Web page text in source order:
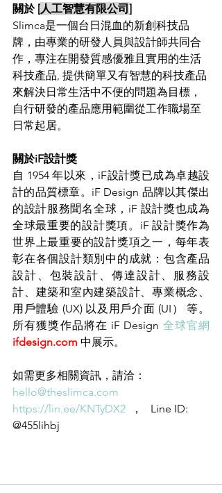
關於 [人工智慧有限公司 ]
Slimca是一個台日混血的新創科技品
牌，由專業的研發人員與設計師共同合
作，專注在開發質感優雅且實用的生活
科技產品, 提供簡單又有智慧的科技產品
來解決日常生活中不便的問題為目標，
自行研發的產品應用範圍從工作職場至
日常起居。
關於iF設計獎
自 1954 年以來，iF設計獎已成為卓越設
計的品質標章。iF Design 品牌以其傑出
的設計服務聞名全球，iF 設計獎也成為
全球最重要的設計獎項。iF 設計獎作為
世界上最重要的設計獎項之一，每年表
彰在各個設計類別中的成就：包含產品
設計、包裝設計、傳達設計、服務設
計、建築和室內建築設計、專業概念、
用戶體驗 (UX) 以及用戶介面 (UI） 等。
所有獲獎作品將在 iF Design 全球官網
ifdesign.com 中展示。
如需更多相關資訊，請洽：
hello@theslimca.com
https://lin.ee/KNTyDX2 ，   Line ID:
@455lihbj